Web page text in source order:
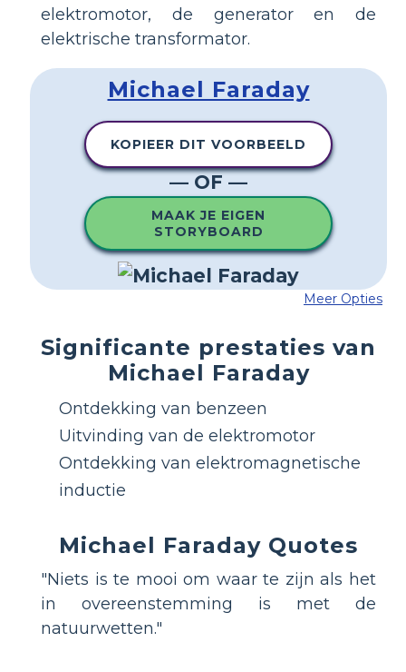
elektromotor, de generator en de
elektrische transformator.
Michael Faraday
KOPIEER DIT VOORBEELD
— OF —
MAAK JE EIGEN
STORYBOARD
Meer Opties
Significante prestaties van
Michael Faraday
Ontdekking van benzeen
Uitvinding van de elektromotor
Ontdekking van elektromagnetische
inductie
Michael Faraday Quotes
"Niets is te mooi om waar te zijn als het
in overeenstemming is met de
natuurwetten."